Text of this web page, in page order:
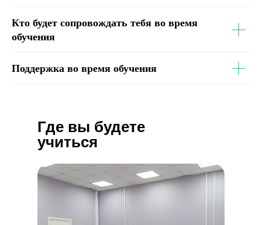
Кто будет сопровождать тебя во время
обучения
Поддержка во время обучения
Где вы будете
учиться